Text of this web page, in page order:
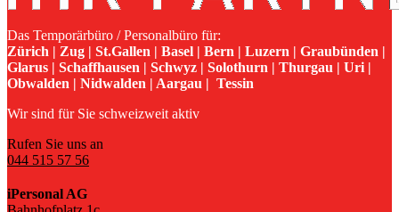
Das Temporärbüro / Personalbüro für:
Zürich | Zug | St.Gallen | Basel | Bern | Luzern | Graubünden |
Glarus | Schaffhausen | Schwyz | Solothurn | Thurgau | Uri |
Obwalden | Nidwalden | Aargau | Tessin
Wir sind für Sie schweizweit aktiv
Rufen Sie uns an
044 515 57 56
iPersonal AG